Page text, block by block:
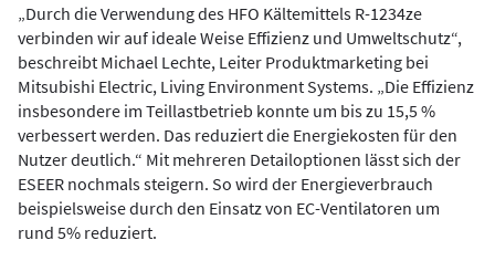
„Durch die Verwendung des HFO Kältemittels R-1234ze
verbinden wir auf ideale Weise Effizienz und Umweltschutz“,
beschreibt Michael Lechte, Leiter Produktmarketing bei
Mitsubishi Electric, Living Environment Systems. „Die Effizienz
insbesondere im Teillastbetrieb konnte um bis zu 15,5 %
verbessert werden. Das reduziert die Energiekosten für den
Nutzer deutlich.“ Mit mehreren Detailoptionen lässt sich der
ESEER nochmals steigern. So wird der Energieverbrauch
beispielsweise durch den Einsatz von EC-Ventilatoren um
rund 5% reduziert.